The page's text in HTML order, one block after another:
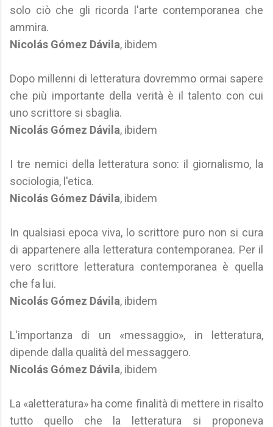
solo ciò che gli ricorda l'arte contemporanea che
ammira.
Nicolás Gómez Dávila, ibidem
Dopo millenni di letteratura dovremmo ormai sapere
che più importante della verità è il talento con cui
uno scrittore si sbaglia.
Nicolás Gómez Dávila, ibidem
I tre nemici della letteratura sono: il giornalismo, la
sociologia, l'etica.
Nicolás Gómez Dávila, ibidem
In qualsiasi epoca viva, lo scrittore puro non si cura
di appartenere alla letteratura contemporanea. Per il
vero scrittore letteratura contemporanea è quella
che fa lui.
Nicolás Gómez Dávila, ibidem
L'importanza di un «messaggio», in letteratura,
dipende dalla qualità del messaggero.
Nicolás Gómez Dávila, ibidem
La «aletteratura» ha come finalità di mettere in risalto
tutto quello che la letteratura si proponeva